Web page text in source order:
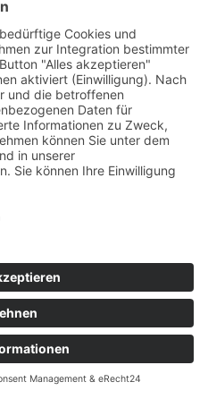
Quad Touren Dein
mit Power
über
Pisten
auf Anfrage